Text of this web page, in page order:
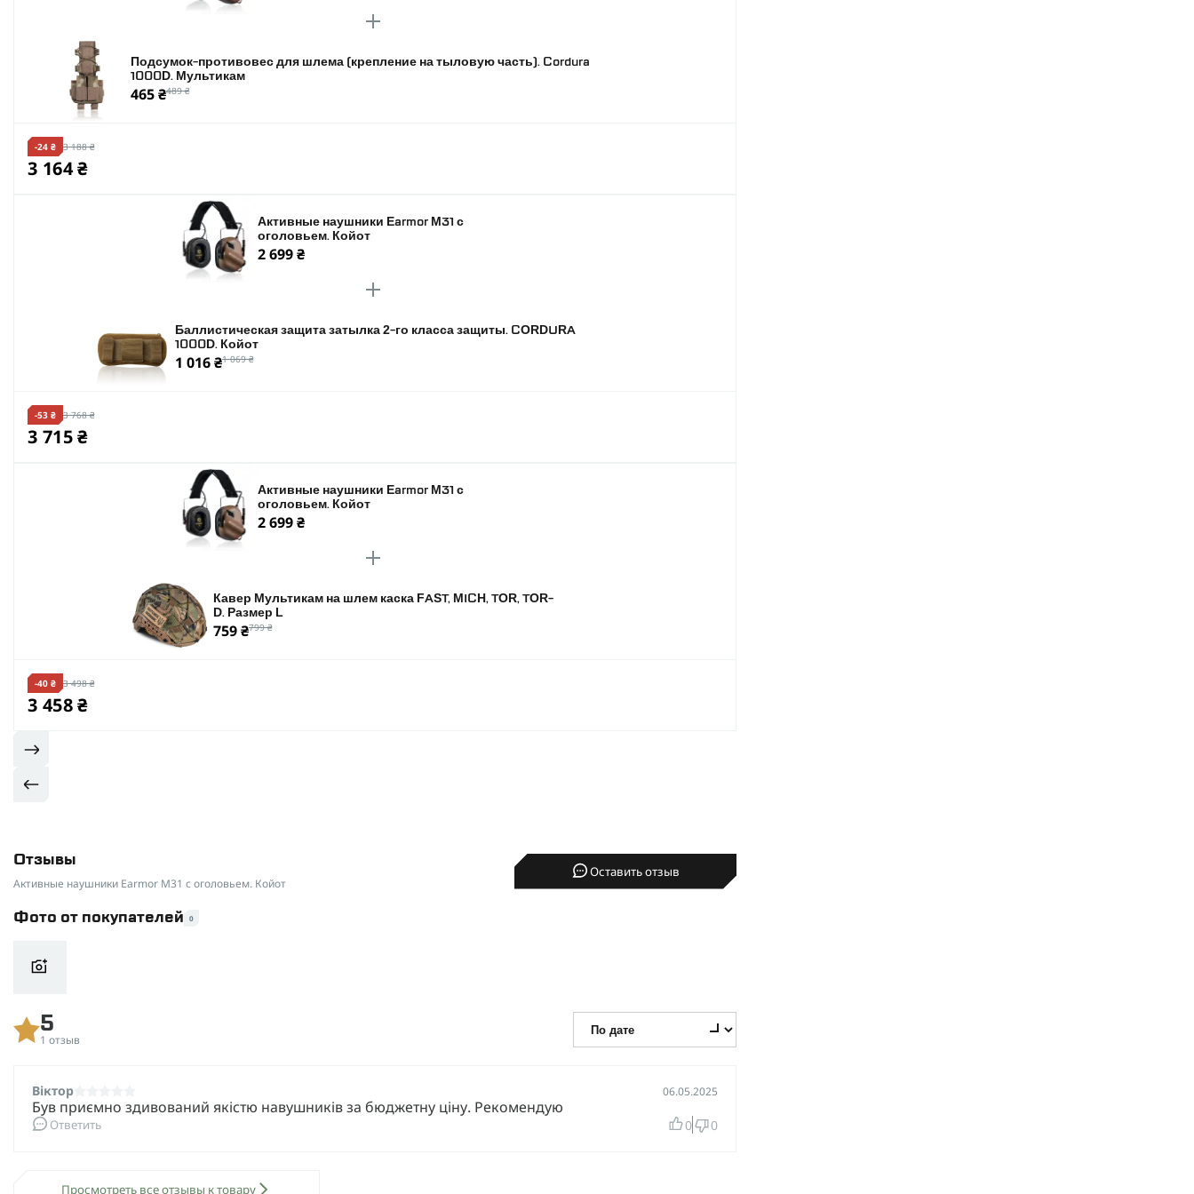
Время автономной работыПодсумок-противовес для шлема (крепление на тыловую часть). Cordura
1000D. Мультикам
465 ₴489 ₴
-24 ₴ 3 188 ₴
3 164 ₴
Активные наушники Earmor M31 с
оголовьем. Койот
2 699 ₴
Баллистическая защита затылка 2-го класса защиты. CORDURA
1000D. Койот
1 016 ₴1 069 ₴
-53 ₴ 3 768 ₴
3 715 ₴
Активные наушники Earmor M31 с
оголовьем. Койот
2 699 ₴
Кавер Мультикам на шлем каска FAST, MICH, TOR, TOR-
D. Размер L
759 ₴799 ₴
-40 ₴ 3 498 ₴
3 458 ₴
Отзывы
Активные наушники Earmor M31 с оголовьем. Койот
Оставить отзыв
Фото от покупателей 0
5
1 отзыв
Віктор 06.05.2025
Був приємно здивований якістю навушників за бюджетну ціну. Рекомендую
Ответить 0 0
Просмотреть все отзывы к товару